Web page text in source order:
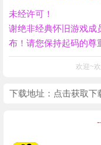
未经许可！
谢绝非经典怀旧游戏成
布！请您保持起码的尊
欢迎~
下载地址： 点击获取下